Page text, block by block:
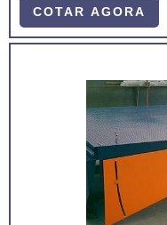
2m; Ajuste de altura padrão: Manual,
mecânico, por manivela;
carbono A36,
laminados U, I e
um monobloco,
soldagem MIG/MAG. • Acompanha: (a)
ART de Projeto e
Manual técnico;
COTAR AGORA